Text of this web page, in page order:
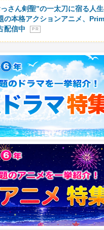
っさん剣聖”の一太刀に宿る人
の本格アクションアニメ、
配信中
P R